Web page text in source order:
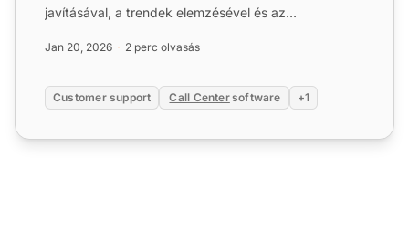
javításával, a trendek elemzésével és az
Jan 20, 2026 2 perc olvasás
Customer support Call Centersoftware +1